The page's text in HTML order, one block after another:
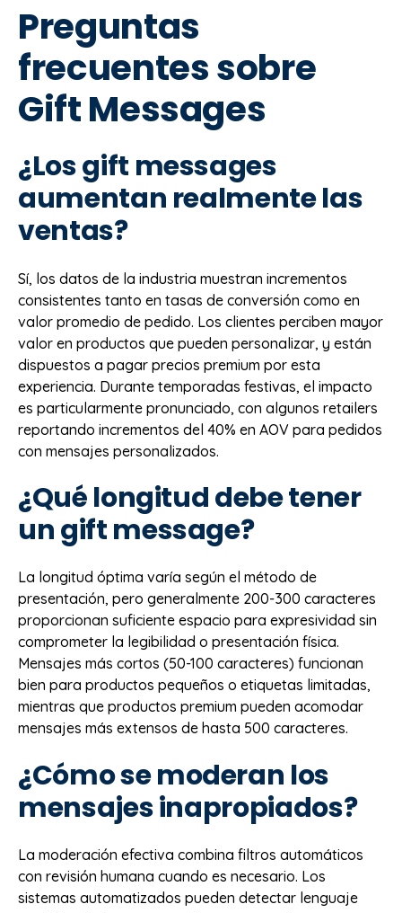
Preguntas
frecuentes sobre
Gift Messages
¿Los gift messages
aumentan realmente las
ventas?
Sí, los datos de la industria muestran incrementos
consistentes tanto en tasas de conversión como en
valor promedio de pedido. Los clientes perciben mayor
valor en productos que pueden personalizar, y están
dispuestos a pagar precios premium por esta
experiencia. Durante temporadas festivas, el impacto
es particularmente pronunciado, con algunos retailers
reportando incrementos del 40% en AOV para pedidos
con mensajes personalizados.
¿Qué longitud debe tener
un gift message?
La longitud óptima varía según el método de
presentación, pero generalmente 200-300 caracteres
proporcionan suficiente espacio para expresividad sin
comprometer la legibilidad o presentación física.
Mensajes más cortos (50-100 caracteres) funcionan
bien para productos pequeños o etiquetas limitadas,
mientras que productos premium pueden acomodar
mensajes más extensos de hasta 500 caracteres.
¿Cómo se moderan los
mensajes inapropiados?
La moderación efectiva combina filtros automáticos
con revisión humana cuando es necesario. Los
sistemas automatizados pueden detectar lenguaje